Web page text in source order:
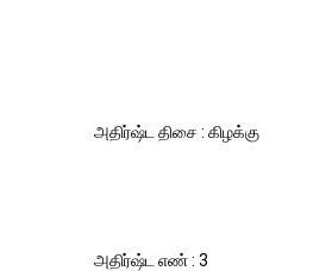
அதிர்ஷ்ட திசை : கிழக்கு
அதிர்ஷ்ட எண் : 3